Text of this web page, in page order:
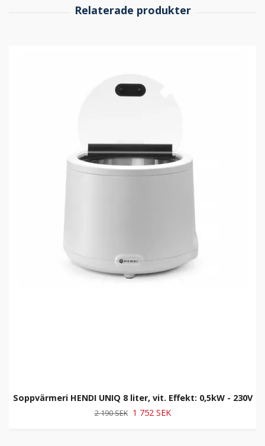
Soppvärmeri HENDI UNIQ 8 liter, vit. Effekt: 0,5kW - 230V
2 190 SEK 1 752 SEK